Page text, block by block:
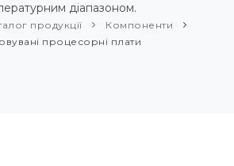
діапазоном.
продукції
Компоненти
процесорні плати